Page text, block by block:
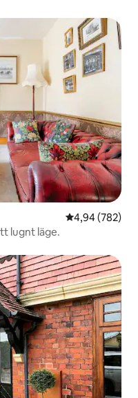
4,94 av 5 i
4,94 (782)
lugnt läge.